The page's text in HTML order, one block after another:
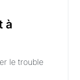
à
le trouble